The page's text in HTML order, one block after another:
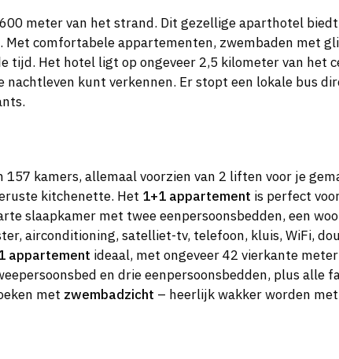
meter van het strand. Dit gezellige aparthotel
comfortabele appartementen, zwembaden met
Het hotel ligt op ongeveer 2,5 kilometer van het
kunt verkennen. Er stopt een lokale bus
kamers, allemaal voorzien van 2 liften voor je
kitchenette. Het 1+1 appartement is perfect
slaapkamer met twee eenpersoonsbedden, een
airconditioning, satelliet-tv, telefoon, kluis, WiFi,
appartement ideaal, met ongeveer 42 vierkante
en drie eenpersoonsbedden, plus alle
met zwembadzicht – heerlijk wakker worden